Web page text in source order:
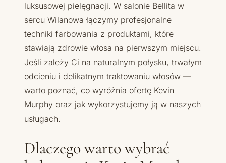
luksusowej pielęgnacji. W salonie Bellita w
sercu Wilanowa łączymy profesjonalne
techniki farbowania z produktami, które
stawiają zdrowie włosa na pierwszym miejscu.
Jeśli zależy Ci na naturalnym połysku, trwałym
odcieniu i delikatnym traktowaniu włosów —
warto poznać, co wyróżnia ofertę Kevin
Murphy oraz jak wykorzystujemy ją w naszych
usługach.
Dlaczego warto wybrać